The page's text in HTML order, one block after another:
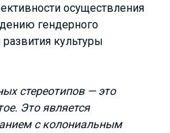
осуществления
гендерного
культуры
стереотипов — это
Это является
с колониальным